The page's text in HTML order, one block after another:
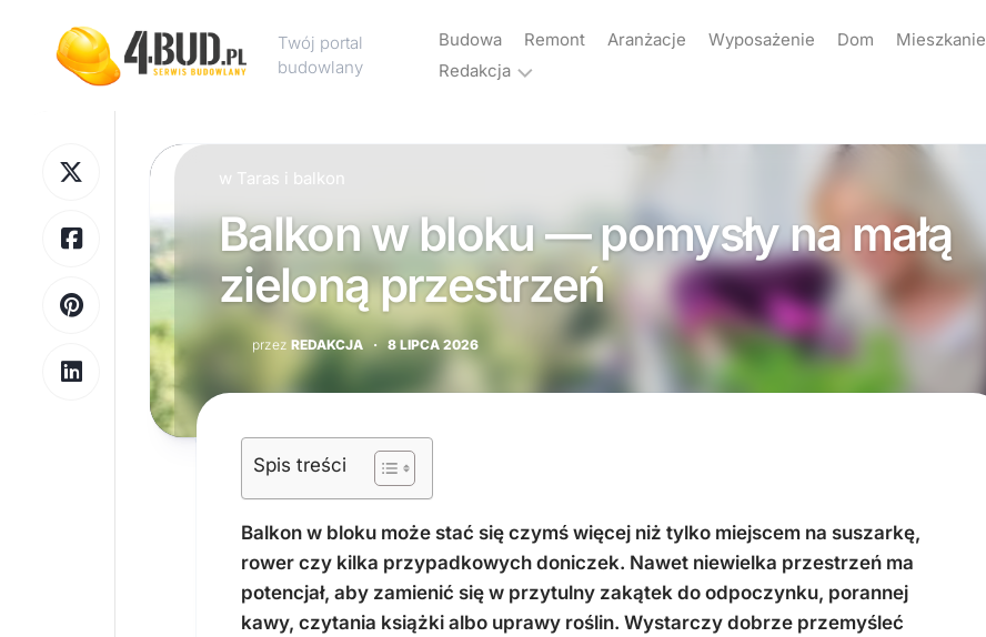
content
Twój portal
budowlany
Budowa Remont Aranżacje Wyposażenie Dom Mieszkanie
Redakcja
Reklama
Polityka
prywatności
w Taras i balkon
Balkon w bloku — pomysły na małą
zieloną przestrzeń
przez REDAKCJA · 8 LIPCA 2026
Spis treści
Balkon w bloku może stać się czymś więcej niż tylko miejscem na suszarkę,
rower czy kilka przypadkowych doniczek. Nawet niewielka przestrzeń ma
potencjał, aby zamienić się w przytulny zakątek do odpoczynku, porannej
kawy, czytania książki albo uprawy roślin. Wystarczy dobrze przemyśleć